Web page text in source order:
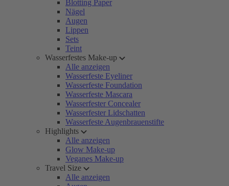
Blotting Paper
Nägel
Augen
Lippen
Sets
Teint
Wasserfestes Make-up
Alle anzeigen
Wasserfeste Eyeliner
Wasserfeste Foundation
Wasserfeste Mascara
Wasserfester Concealer
Wasserfester Lidschatten
Wasserfeste Augenbrauenstifte
Highlights
Alle anzeigen
Glow Make-up
Veganes Make-up
Travel Size
Alle anzeigen